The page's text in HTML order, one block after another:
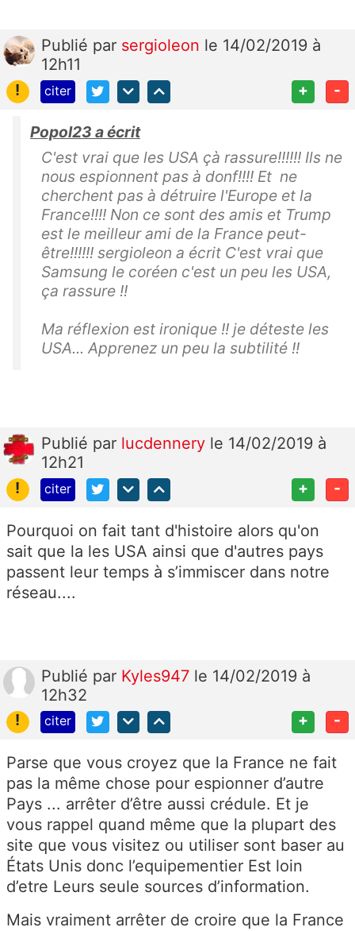
Publié par sergioleon le 14/02/2019 à
12h11
!
citer + -
Popol23 a écrit
C'est vrai que les USA çà rassure!!!!!! Ils ne
nous espionnent pas à donf!!!! Et ne
cherchent pas à détruire l'Europe et la
France!!!! Non ce sont des amis et Trump
est le meilleur ami de la France peut-
être!!!!!! sergioleon a écrit C'est vrai que
Samsung le coréen c'est un peu les USA,
ça rassure !!
Ma réflexion est ironique !! je déteste les
USA... Apprenez un peu la subtilité !!
Publié par lucdennery le 14/02/2019 à
12h21
!
citer + -
Pourquoi on fait tant d'histoire alors qu'on
sait que la les USA ainsi que d'autres pays
passent leur temps à s’immiscer dans notre
réseau....
Publié par Kyles947 le 14/02/2019 à
12h32
!
citer + -
Parse que vous croyez que la France ne fait
pas la même chose pour espionner d’autre
Pays ... arrêter d’être aussi crédule. Et je
vous rappel quand même que la plupart des
site que vous visitez ou utiliser sont baser au
États Unis donc l’equipementier Est loin
d’etre Leurs seule sources d’information.
Mais vraiment arrêter de croire que la France